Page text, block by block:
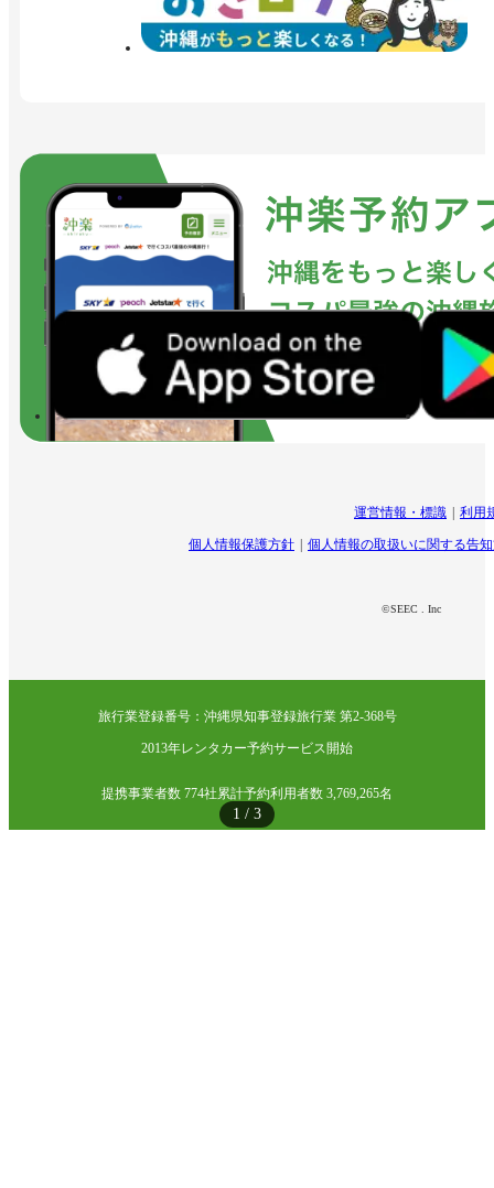
1 / 3
運営情報・標識 利用
個人情報保護方針 個人情報の取扱いに関する告
©SEEC . Inc
旅行業登録番号：沖縄県知事登録旅行業 第2-368号
2013年レンタカー予約サービス開始
提携事業者数 774社累計予約利用者数 3,769,265名